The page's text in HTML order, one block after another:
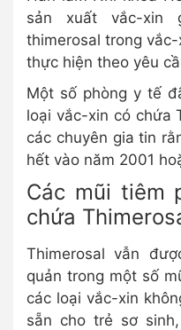
sản xuất vắc-xin
thimerosal trong
thực hiện theo yêu
Một số phòng y tế
loại vắc-xin có chứa
các chuyên gia tin
hết vào năm 2001
Các mũi tiêm
chứa
Thimerosal vẫn
quản trong một số
các loại vắc-xin
sẵn cho trẻ sơ